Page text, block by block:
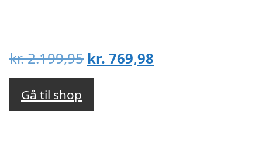
kr.2.199,95 Den
oprindelige
var:
kr. 2.199,95.
kr. 769,98
kr. 769,98.
Gå til shop